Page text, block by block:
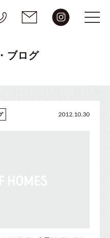
ブログ
2012.10.30